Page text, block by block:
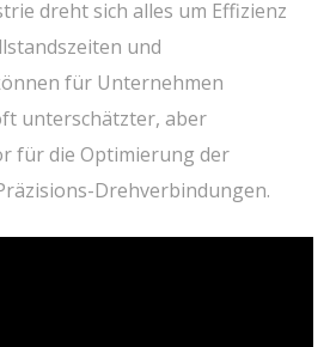
dreht sich alles um Effizienz
und
für Unternehmen
unterschätzter, aber
für die Optimierung der
Drehverbindungen.